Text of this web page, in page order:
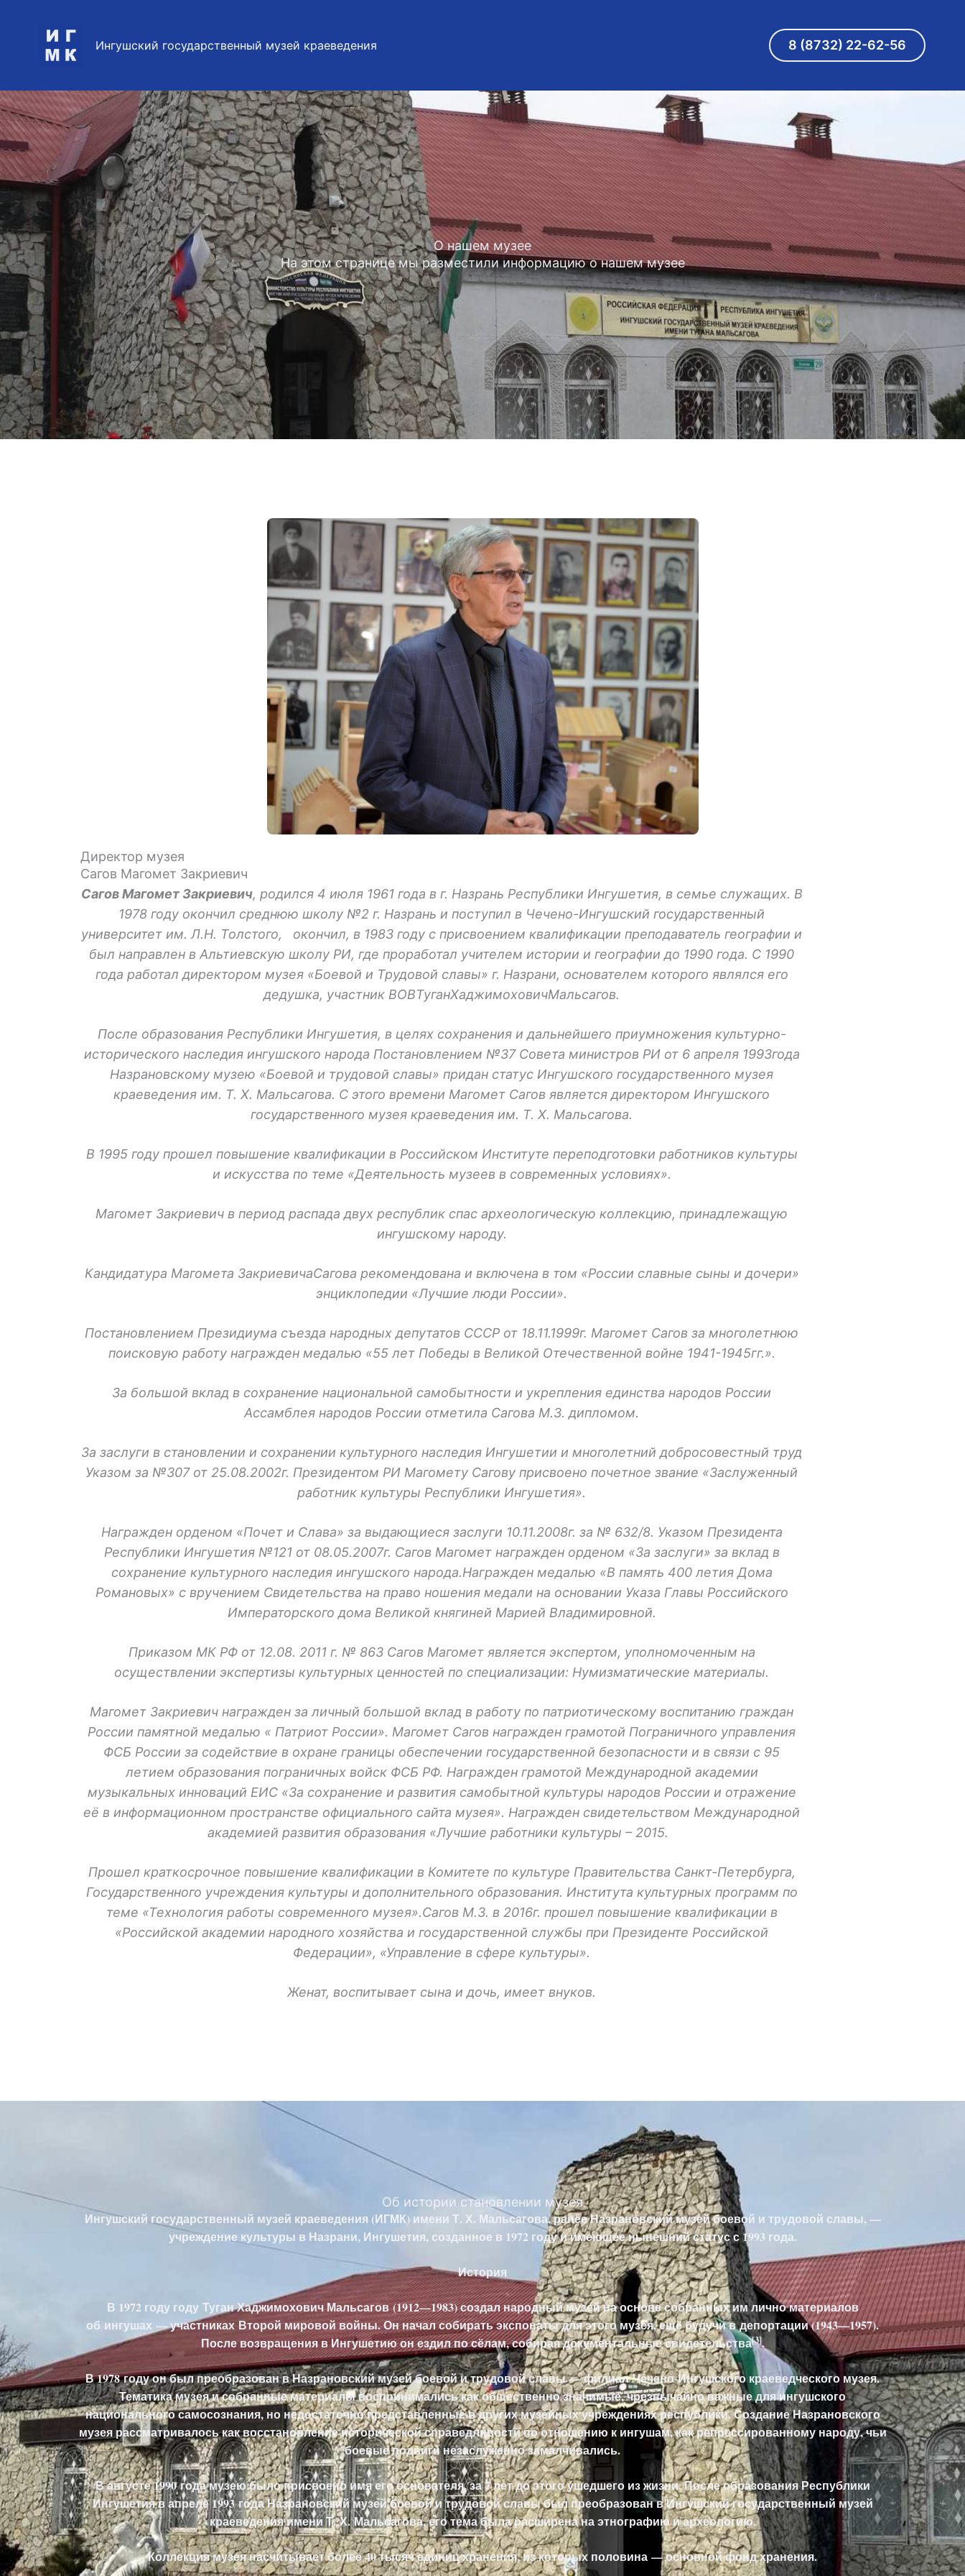
содержимому
Ингушский государственный музей краеведения 8 (8732) 22-62-56
О нашем музее
На этом странице мы разместили информацию о нашем музее
Директор музея
Сагов Магомет Закриевич
Сагов Магомет Закриевич, родился 4 июля 1961 года в г. Назрань Республики Ингушетия, в семье служащих. В
1978 году окончил среднюю школу №2 г. Назрань и поступил в Чечено-Ингушский государственный
университет им. Л.H. Толстого, окончил, в 1983 году с присвоением квалификации преподаватель географии и
был направлен в Альтиевскую школу РИ, где проработал учителем истории и географии до 1990 года. С 1990
года работал директором музея «Боевой и Трудовой славы» г. Назрани, основателем которого являлся его
дедушка, участник ВОВТуганХаджимоховичМальсагов.
После образования Республики Ингушетия, в целях сохранения и дальнейшего приумножения культурно-
исторического наследия ингушского народа Постановлением №37 Совета министров РИ от 6 апреля 1993года
Назрановскому музею «Боевой и трудовой славы» придан статус Ингушского государственного музея
краеведения им. Т. X. Мальсагова. С этого времени Магомет Сагов является директором Ингушского
государственного музея краеведения им. Т. X. Мальсагова.
В 1995 году прошел повышение квалификации в Российском Институте переподготовки работников культуры
и искусства по теме «Деятельность музеев в современных условиях».
Магомет Закриевич в период распада двух республик спас археологическую коллекцию, принадлежащую
ингушскому народу.
Кандидатура Магомета ЗакриевичаСагова рекомендована и включена в том «России славные сыны и дочери»
энциклопедии «Лучшие люди России».
Постановлением Президиума съезда народных депутатов СССР от 18.11.1999г. Магомет Сагов за многолетнюю
поисковую работу награжден медалью «55 лет Победы в Великой Отечественной войне 1941-1945гг.».
За большой вклад в сохранение национальной самобытности и укрепления единства народов России
Ассамблея народов России отметила Сагова М.З. дипломом.
За заслуги в становлении и сохранении культурного наследия Ингушетии и многолетний добросовестный труд
Указом за №307 от 25.08.2002г. Президентом РИ Магомету Сагову присвоено почетное звание «Заслуженный
работник культуры Республики Ингушетия».
Награжден орденом «Почет и Слава» за выдающиеся заслуги 10.11.2008г. за № 632/8. Указом Президента
Республики Ингушетия №121 от 08.05.2007г. Сагов Магомет награжден орденом «За заслуги» за вклад в
сохранение культурного наследия ингушского народа.Награжден медалью «В память 400 летия Дома
Романовых» с вручением Свидетельства на право ношения медали на основании Указа Главы Российского
Императорского дома Великой княгиней Марией Владимировной.
Приказом МК РФ от 12.08. 2011 г. № 863 Сагов Магомет является экспертом, уполномоченным на
осуществлении экспертизы культурных ценностей по специализации: Нумизматические материалы.
Магомет Закриевич награжден за личный большой вклад в работу по патриотическому воспитанию граждан
России памятной медалью « Патриот России». Магомет Сагов награжден грамотой Пограничного управления
ФСБ России за содействие в охране границы обеспечении государственной безопасности и в связи с 95
летием образования пограничных войск ФСБ РФ. Награжден грамотой Международной академии
музыкальных инноваций ЕИС «За сохранение и развития самобытной культуры народов России и отражение
её в информационном пространстве официального сайта музея». Награжден свидетельством Международной
академией развития образования «Лучшие работники культуры – 2015.
Прошел краткосрочное повышение квалификации в Комитете по культуре Правительства Санкт-Петербурга,
Государственного учреждения культуры и дополнительного образования. Института культурных программ по
теме «Технология работы современного музея».Сагов М.З. в 2016г. прошел повышение квалификации в
«Российской академии народного хозяйства и государственной службы при Президенте Российской
Федерации», «Управление в сфере культуры».
Женат, воспитывает сына и дочь, имеет внуков.
Об истории становлении музея
Ингушский государственный музей краеведения (ИГМК) имени Т. Х. Мальсагова, ранее Назрановский музей боевой и трудовой славы, —
учреждение культуры в Назрани, Ингушетия, созданное в 1972 году и имеющее нынешний статус с 1993 года.
История
В 1972 году году Туган Хаджимохович Мальсагов (1912—1983) создал народный музей на основе собранных им лично материалов
об ингушах — участниках Второй мировой войны. Он начал собирать экспонаты для этого музея, ещё будучи в депортации (1943—1957).
После возвращения в Ингушетию он ездил по сёлам, собирая документальные свидетельства[3].
В 1978 году он был преобразован в Назрановский музей боевой и трудовой славы — филиал Чечено-Ингушского краеведческого музея.
Тематика музея и собранные материалы воспринимались как общественно значимые, чрезвычайно важные для ингушского
национального самосознания, но недостаточно представленные в других музейных учреждениях республики. Создание Назрановского
музея рассматривалось как восстановление исторической справедливости по отношению к ингушам, как репрессированному народу, чьи
боевые подвиги незаслуженно замалчивались.
В августе 1990 года музею было присвоено имя его основателя, за 7 лет до этого ушедшего из жизни. После образования Республики
Ингушетия в апреле 1993 года Назрановский музей боевой и трудовой славы был преобразован в Ингушский государственный музей
краеведения имени Т. Х. Мальсагова, его тема была расширена на этнографию и археологию.
Коллекция музея насчитывает более 40 тысяч единиц хранения, из которых половина — основной фонд хранения.